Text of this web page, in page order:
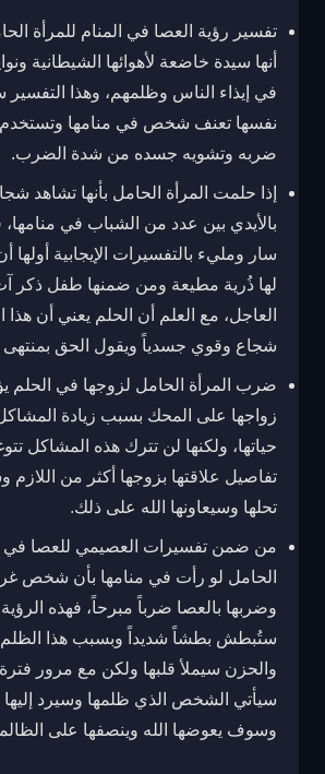
تفسير رؤية العصا في المنام للمرأة
أنها سيدة خاضعة لأهوائها الشيطانية
في إيذاء الناس وظلمهم، وهذا
نفسها تعنف شخص في منامها
ضربه وتشويه جسده من شدة الضرب.
إذا حلمت المرأة الحامل بأنها تشاهد
بالأيدي بين عدد من الشباب في منامها،
سار ومليء بالتفسيرات الإيجابية أولها
لها ذُرية مطيعة ومن ضمنها طفل ذكر
العاجل، مع العلم أن الحلم يعني أن
شجاع وقوي جسدياً ويقول الحق بمنتهى
ضرب المرأة الحامل لزوجها في الحلم
زواجها على المحك بسبب زيادة المشاكل
حياتها، ولكنها لن تترك هذه المشاكل
تفاصيل علاقتها بزوجها أكثر من اللازم
تحلها وسيعاونها الله على ذلك.
من ضمن تفسيرات العصيمي للعصا في
الحامل لو رأت في منامها بأن شخص
وضربها بالعصا ضرباً مبرحاً، فهذه الرؤية
ستُبطش بطشاً شديداً وبسبب هذا الظلم
والحزن سيملأ قلبها ولكن مع مرور
سيأتي الشخص الذي ظلمها وسيرد إليها
وسوف يعوضها الله وينصفها على